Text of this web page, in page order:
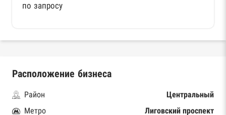
по запросу
Расположение бизнеса
Район
Центральный
Метро
Лиговский проспект